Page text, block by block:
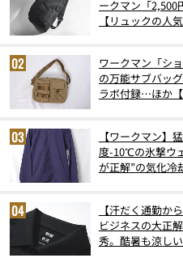
ークマン「
【リュックの人
ワークマン「シ
の万能サブバッ
ラボ付録…ほか
【ワークマン】
度-10℃の氷撃ウ
が正解”の気化冷
【汗だく通勤か
ビジネスの大正
秀。酷暑も涼し